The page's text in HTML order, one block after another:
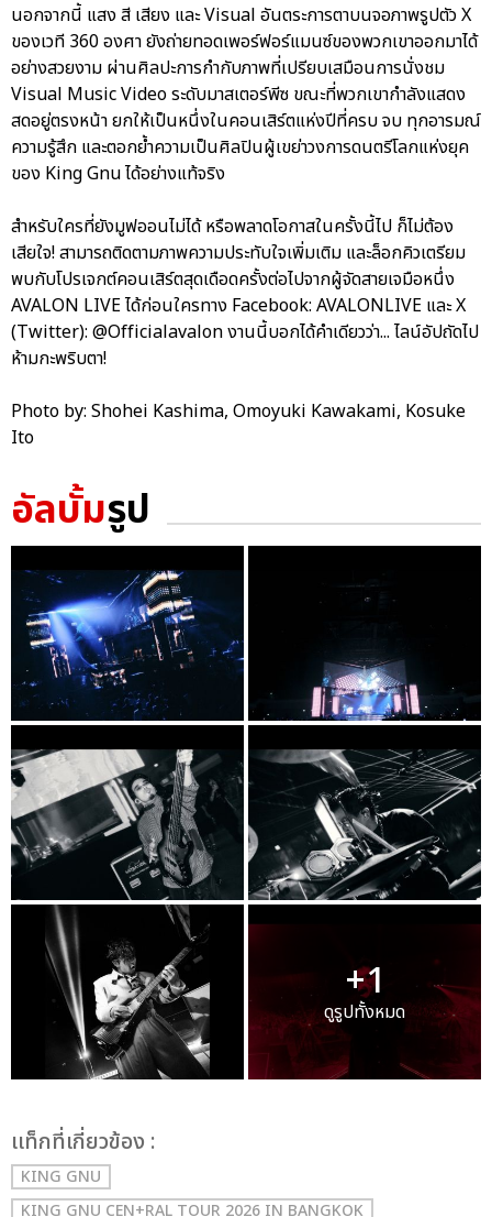
นอกจากนี้ แสง สี เสียง และ Visual อันตระการตาบนจอภาพรูปตัว X
ของเวที 360 องศา ยังถ่ายทอดเพอร์ฟอร์แมนซ์ของพวกเขาออกมาได้
อย่างสวยงาม ผ่านศิลปะการกำกับภาพที่เปรียบเสมือนการนั่งชม
Visual Music Video ระดับมาสเตอร์พีซ ขณะที่พวกเขากำลังแสดง
สดอยู่ตรงหน้า ยกให้เป็นหนึ่งในคอนเสิร์ตแห่งปีที่ครบ จบ ทุกอารมณ์
ความรู้สึก และตอกย้ำความเป็นศิลปินผู้เขย่าวงการดนตรีโลกแห่งยุค
ของ King Gnu ได้อย่างแท้จริง
สำหรับใครที่ยังมูฟออนไม่ได้ หรือพลาดโอกาสในครั้งนี้ไป ก็ไม่ต้อง
เสียใจ! สามารถติดตามภาพความประทับใจเพิ่มเติม และล็อกคิวเตรียม
พบกับโปรเจกต์คอนเสิร์ตสุดเดือดครั้งต่อไปจากผู้จัดสายเจมือหนึ่ง
AVALON LIVE ได้ก่อนใครทาง Facebook: AVALONLIVE และ X
(Twitter): @Officialavalon งานนี้บอกได้คำเดียวว่า... ไลน์อัปถัดไป
ห้ามกะพริบตา!
Photo by: Shohei Kashima, Omoyuki Kawakami, Kosuke
Ito
อัลบั้มรูป
+1
ดูรูปทั้งหมด
เเท็กที่เกี่ยวข้อง :
KING GNU
KING GNU CEN+RAL TOUR 2026 IN BANGKOK